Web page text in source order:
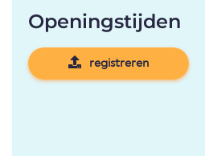
Openingstijden
registreren